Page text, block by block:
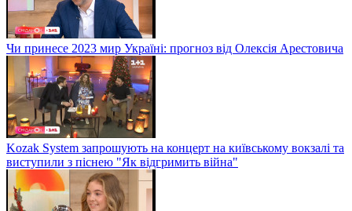
Чи принесе 2023 мир Україні: прогноз від Олексія Арестовича
Kozak System запрошують на концерт на київському вокзалі та
виступили з піснею "Як відгримить війна"